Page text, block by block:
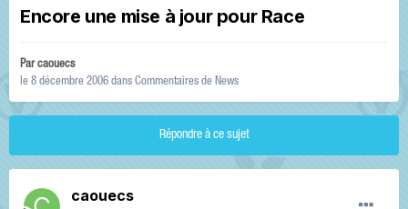
Encore une mise à jour pour Race
Parcaouecs
le 8 décembre 2006 dans Commentaires de News
Répondre à ce sujet
caouecs